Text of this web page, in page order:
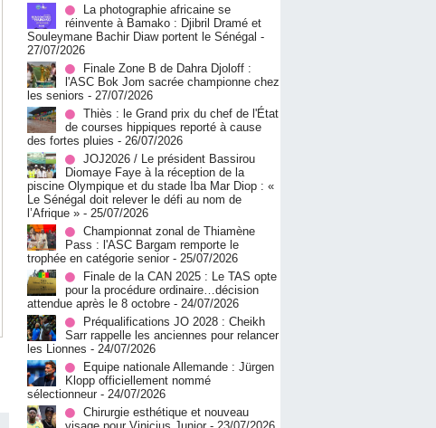
La photographie africaine se
réinvente à Bamako : Djibril Dramé et
Souleymane Bachir Diaw portent le Sénégal -
27/07/2026
Finale Zone B de Dahra Djoloff :
l'ASC Bok Jom sacrée championne chez
les seniors - 27/07/2026
Thiès : le Grand prix du chef de l'État
de courses hippiques reporté à cause
des fortes pluies - 26/07/2026
JOJ2026 / Le président Bassirou
Diomaye Faye à la réception de la
piscine Olympique et du stade Iba Mar Diop : «
Le Sénégal doit relever le défi au nom de
l’Afrique » - 25/07/2026
Championnat zonal de Thiamène
Pass : l'ASC Bargam remporte le
trophée en catégorie senior - 25/07/2026
Finale de la CAN 2025 : Le TAS opte
pour la procédure ordinaire…décision
attendue après le 8 octobre - 24/07/2026
Préqualifications JO 2028 : Cheikh
Sarr rappelle les anciennes pour relancer
les Lionnes - 24/07/2026
Equipe nationale Allemande : Jürgen
Klopp officiellement nommé
sélectionneur - 24/07/2026
Chirurgie esthétique et nouveau